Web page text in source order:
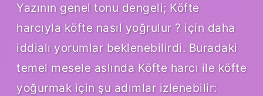
Yazının genel tonu dengeli; Köfte
harcıyla köfte nasıl yoğrulur ? için daha
iddialı yorumlar beklenebilirdi. Buradaki
temel mesele aslında Köfte harcı ile köfte
yoğurmak için şu adımlar izlenebilir: